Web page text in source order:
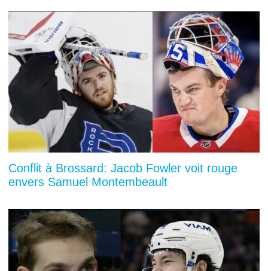
Conflit à Brossard: Jacob Fowler voit rouge
envers Samuel Montembeault